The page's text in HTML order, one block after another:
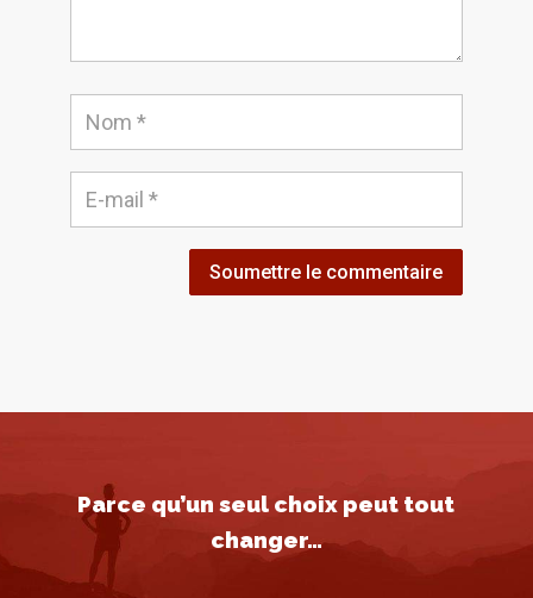
Soumettre le commentaire
Parce qu’un seul choix peut tout
changer…